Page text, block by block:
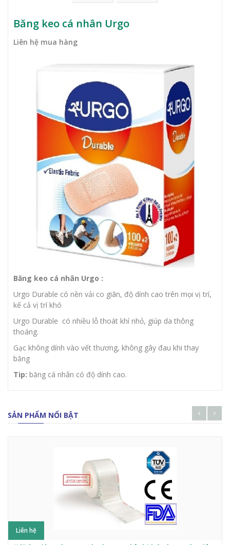
Băng keo cá nhân Urgo
Liên hệ mua hàng
Băng keo cá nhân Urgo :
Urgo Durable có nền vải co giãn, độ dính cao trên mọi vị trí,
kể cả vị trí khó
Urgo Durable có nhiều lỗ thoát khí nhỏ, giúp da thông
thoáng.
Gạc không dính vào vết thương, không gây đau khi thay
băng
Tip: băng cá nhân có độ dính cao.
SẢN PHẨM NỔI BẬT
Liên hệ